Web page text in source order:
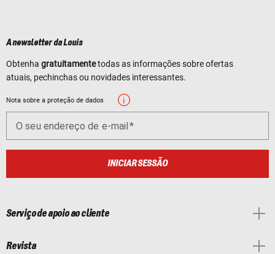
A newsletter da Louis
Obtenha gratuitamentetodas as informações sobre ofertas
atuais, pechinchas ou novidades interessantes.
Nota sobre a proteção de dados
O seu endereço de e-mail
INICIAR SESSÃO
Serviço de apoio ao cliente
Revista